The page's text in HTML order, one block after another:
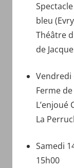
bleu
Théâtre
de
Vendredi
Ferme
L’enjoué
La
Samedi
15h00